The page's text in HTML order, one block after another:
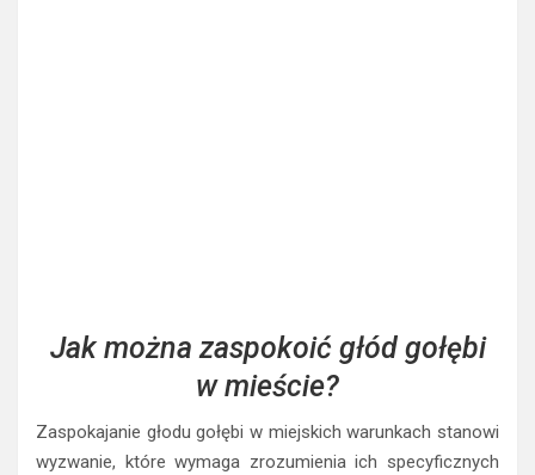
Jak można zaspokoić głód gołębi
w mieście?
Zaspokajanie głodu gołębi w miejskich warunkach stanowi
wyzwanie, które wymaga zrozumienia ich specyficznych